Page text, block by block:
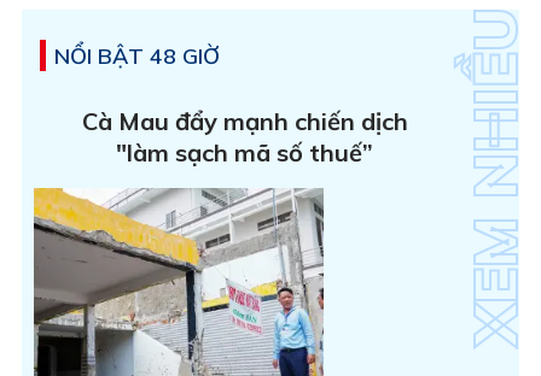
NỔI BẬT 48 GIỜ
Cà Mau đẩy mạnh chiến dịch
"làm sạch mã số thuế”